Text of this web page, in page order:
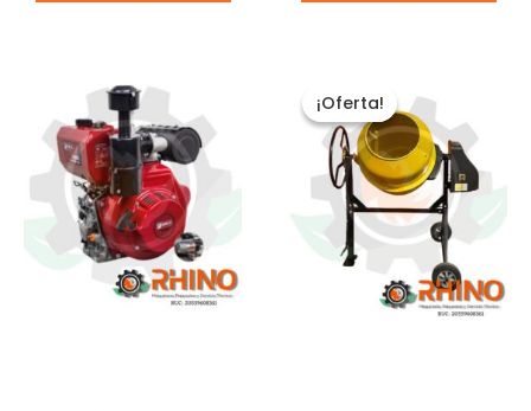
¡Oferta!
¡Oferta!
precio
original
era:
S/1,450.00.